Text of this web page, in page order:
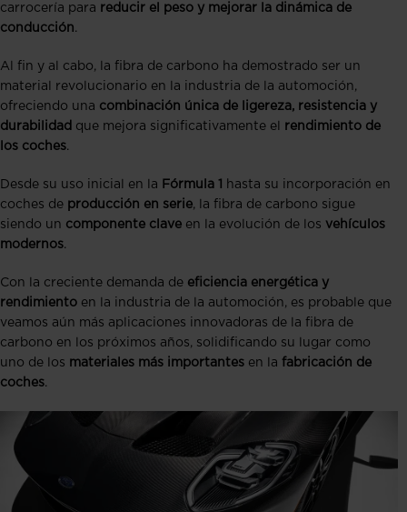
carrocería para reducir el peso y mejorar la dinámica de
conducción.
Al fin y al cabo, la fibra de carbono ha demostrado ser un
material revolucionario en la industria de la automoción,
ofreciendo una combinación única de ligereza, resistencia y
durabilidad que mejora significativamente el rendimiento de
los coches.
Desde su uso inicial en la Fórmula 1 hasta su incorporación en
coches de producción en serie, la fibra de carbono sigue
siendo un componente clave en la evolución de los vehículos
modernos.
Con la creciente demanda de eficiencia energética y
rendimiento en la industria de la automoción, es probable que
veamos aún más aplicaciones innovadoras de la fibra de
carbono en los próximos años, solidificando su lugar como
uno de los materiales más importantes en la fabricación de
coches.